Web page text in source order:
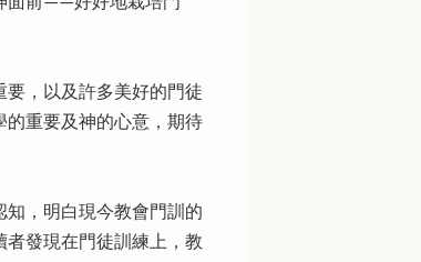
，以及許多美好的門徒
的重要及神的心意，期待
，明白現今教會門訓的
發現在門徒訓練上，教